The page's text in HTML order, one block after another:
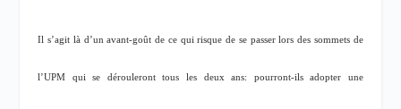
Il s’agit là d’un avant-goût de ce qui risque de se passer lors des sommets de
l’UPM qui se dérouleront tous les deux ans: pourront-ils adopter une